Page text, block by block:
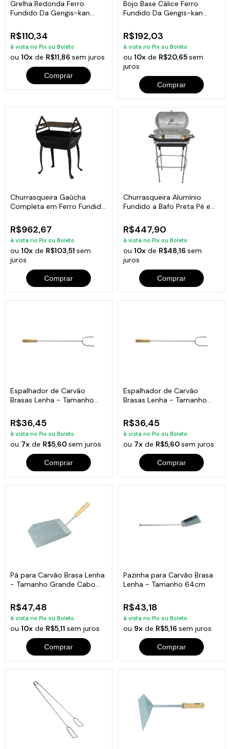
Grelha Redonda Ferro
Fundido Da Gengis-kan
R$110,34
à vista no Pix ou Boleto
ou10x de R$11,86sem juros
Comprar
Bojo Base Cálice Ferro
Fundido Da Gengis-kan
R$192,03
à vista no Pix ou Boleto
ou 10xde R$20,65sem
juros
Comprar
Churrasqueira Gaúcha
Completa em Ferro Fundido
R$962,67
à vista no Pix ou Boleto
ou10x de R$103,51sem
juros
Comprar
Churrasqueira Alumínio
Fundido a Bafo Preta Pé e
R$447,90
à vista no Pix ou Boleto
ou 10xde R$48,16 sem
juros
Comprar
Espalhador de Carvão
Brasas Lenha - Tamanho
R$36,45
à vista no Pix ou Boleto
ou 7x de R$5,60sem juros
Comprar
Espalhador de Carvão
Brasas Lenha - Tamanho
R$36,45
à vista no Pix ou Boleto
ou 7xde R$5,60sem juros
Comprar
Pá para Carvão Brasa Lenha
- Tamanho Grande Cabo
R$47,48
à vista no Pix ou Boleto
ou10x de R$5,11sem juros
Comprar
Pazinha para Carvão Brasa
Lenha - Tamanho 64cm
R$43,18
à vista no Pix ou Boleto
ou 9xde R$5,16 sem juros
Comprar